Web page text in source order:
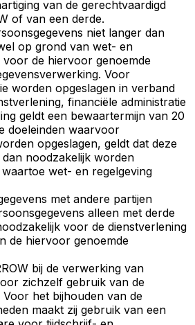
van de gerechtvaardigd
of van een derde.
niet langer dan
op grond van wet- en
voor de hiervoor genoemde
Voor
worden opgeslagen in verband
financiële administratie
geldt een bewaartermijn van 20
doeleinden waarvoor
opgeslagen, geldt dat deze
noodzakelijk worden
wet- en regelgeving
met andere partijen
alleen met derde
voor de dienstverlening
de hiervoor genoemde
bij de verwerking van
zichzelf gebruik van de
het bijhouden van de
maakt zij gebruik van een